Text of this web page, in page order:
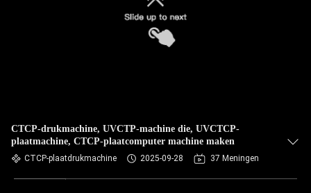
CTCP-drukmachine, UVCTP-machine die, UVCTCP-
plaatmachine, CTCP-plaatcomputer machine maken
CTCP-plaatdrukmachine 2025-09-28 37 Meningen